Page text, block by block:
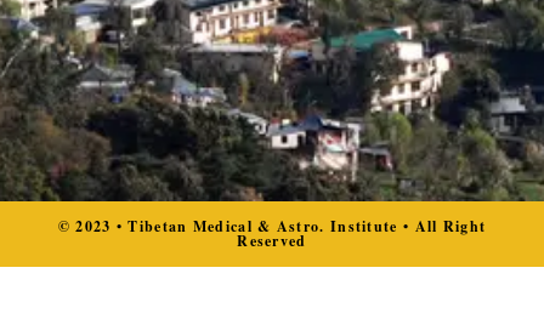
© 2023 • Tibetan Medical & Astro. Institute • All Right
Reserved